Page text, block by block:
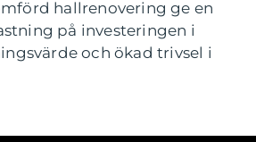
hallrenovering ge en
på investeringen i
och ökad trivsel i